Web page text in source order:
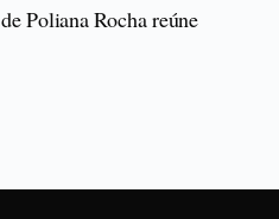
Poliana Rocha reúne